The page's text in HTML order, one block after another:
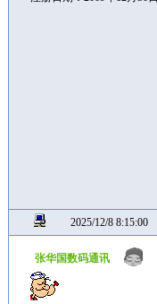
2025/12/8 8:15:00
张华国数码通讯